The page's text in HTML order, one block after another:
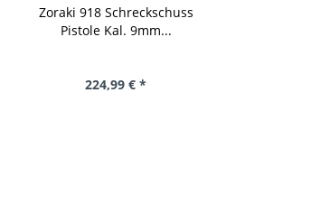
Zoraki 918 Schreckschuss
Pistole Kal. 9mm...
224,99 € *